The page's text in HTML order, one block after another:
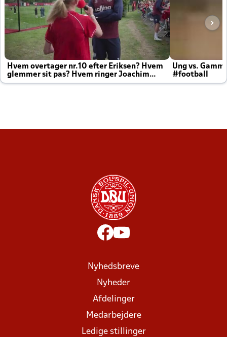
Hvem overtager nr.10 efter Eriksen? Hvem
glemmer sit pas? Hvem ringer Joachim
altid til efter kampe?
Ung vs.
#football
Nyhedsbreve
Nyheder
Afdelinger
Medarbejdere
Ledige stillinger